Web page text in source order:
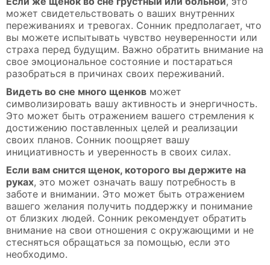
может свидетельствовать о ваших внутренних
переживаниях и тревогах. Сонник предполагает, что
вы можете испытывать чувство неуверенности или
страха перед будущим. Важно обратить внимание на
свое эмоциональное состояние и постараться
разобраться в причинах своих переживаний.
Видеть во сне много щенков может
символизировать вашу активность и энергичность.
Это может быть отражением вашего стремления к
достижению поставленных целей и реализации
своих планов. Сонник поощряет вашу
инициативность и уверенность в своих силах.
Если вам снится щенок, которого вы держите на
руках, это может означать вашу потребность в
заботе и внимании. Это может быть отражением
вашего желания получить поддержку и понимание
от близких людей. Сонник рекомендует обратить
внимание на свои отношения с окружающими и не
стесняться обращаться за помощью, если это
необходимо.